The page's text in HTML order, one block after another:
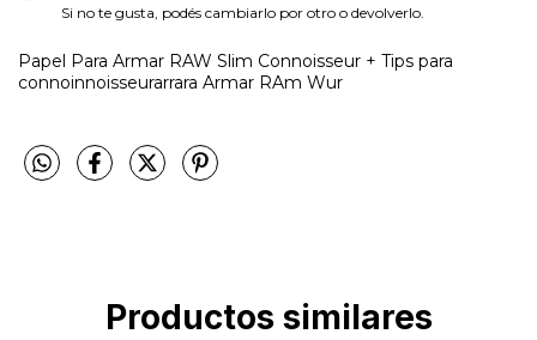
Si no te gusta, podés cambiarlo por otro o devolverlo.
Papel Para Armar RAW Slim Connoisseur + Tips para
connoinnoisseurarrara Armar RAm Wur
Productos similares